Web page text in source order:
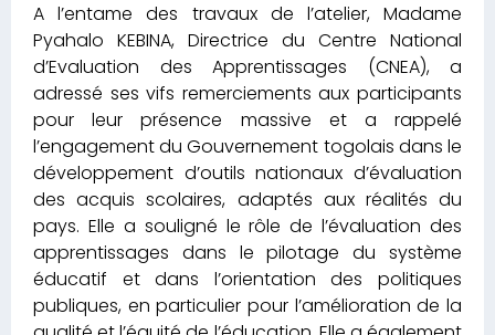
A l’entame des travaux de l’atelier, Madame
Pyahalo KEBINA, Directrice du Centre National
d’Evaluation des Apprentissages (CNEA), a
adressé ses vifs remerciements aux participants
pour leur présence massive et a rappelé
l’engagement du Gouvernement togolais dans le
développement d’outils nationaux d’évaluation
des acquis scolaires, adaptés aux réalités du
pays. Elle a souligné le rôle de l’évaluation des
apprentissages dans le pilotage du système
éducatif et dans l’orientation des politiques
publiques, en particulier pour l’amélioration de la